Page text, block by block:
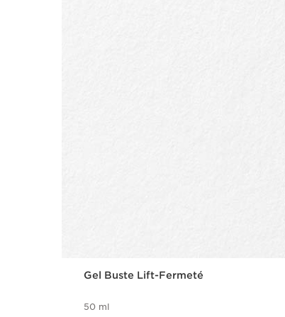
Gel Buste Lift-Fermeté
50 ml